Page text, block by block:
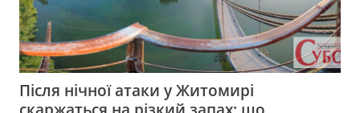
Після нічної атаки у Житомирі